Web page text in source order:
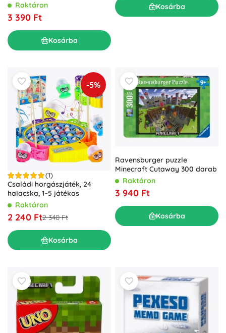
Raktáron
3 390 Ft
Kosárba
Kosárba
-5%
(1)
Családi horgászjáték, 24
halacska, 1–5 játékos
Raktáron
2 240 Ft2 340 Ft
Kosárba
Ravensburger puzzle
Minecraft Cutaway 300 darab
Raktáron
3 940 Ft
Kosárba